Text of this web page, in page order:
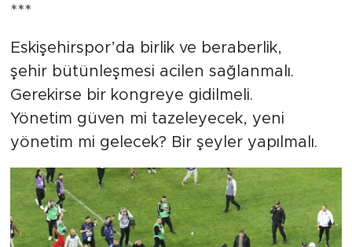
***
Eskişehirspor’da birlik ve beraberlik,
şehir bütünleşmesi acilen sağlanmalı.
Gerekirse bir kongreye gidilmeli.
Yönetim güven mi tazeleyecek, yeni
yönetim mi gelecek? Bir şeyler yapılmalı.